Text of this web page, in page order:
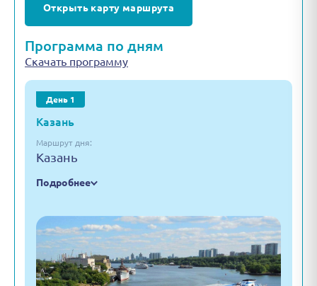
Открыть карту маршрута
Программа по дням
Скачать программу
День 1
Казань
Маршрут дня:
Казань
Подробнее